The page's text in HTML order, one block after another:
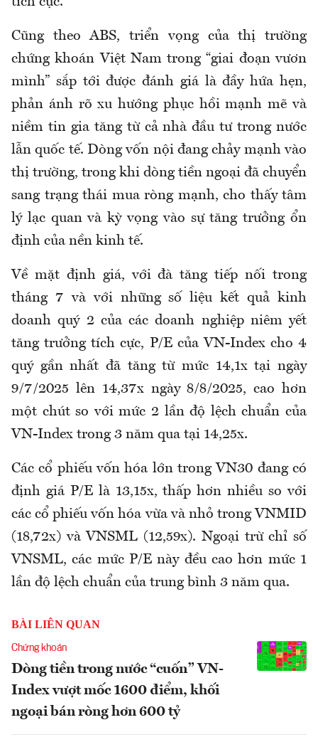
Cũng theo ABS, triển vọng của thị trường
chứng khoán Việt Nam trong “giai đoạn vươn
mình” sắp tới được đánh giá là đầy hứa hẹn,
phản ánh rõ xu hướng phục hồi mạnh mẽ và
niềm tin gia tăng từ cả nhà đầu tư trong nước
lẫn quốc tế. Dòng vốn nội đang chảy mạnh vào
thị trường, trong khi dòng tiền ngoại đã chuyển
sang trạng thái mua ròng mạnh, cho thấy tâm
lý lạc quan và kỳ vọng vào sự tăng trưởng ổn
định của nền kinh tế.
Về mặt định giá, với đà tăng tiếp nối trong
tháng 7 và với những số liệu kết quả kinh
doanh quý 2 của các doanh nghiệp niêm yết
tăng trưởng tích cực, P/E của VN-Index cho 4
quý gần nhất đã tăng từ mức 14,1x tại ngày
9/7/2025 lên 14,37x ngày 8/8/2025, cao hơn
một chút so với mức 2 lần độ lệch chuẩn của
VN-Index trong 3 năm qua tại 14,25x.
Các cổ phiếu vốn hóa lớn trong VN30 đang có
định giá P/E là 13,15x, thấp hơn nhiều so với
các cổ phiếu vốn hóa vừa và nhỏ trong VNMID
(18,72x) và VNSML (12,59x). Ngoại trừ chỉ số
VNSML, các mức P/E này đều cao hơn mức 1
lần độ lệch chuẩn của trung bình 3 năm qua.
BÀI LIÊN QUAN
Chứng khoán
Dòng tiền trong nước “cuốn” VN-
Index vượt mốc 1600 điểm, khối
ngoại bán ròng hơn 600 tỷ